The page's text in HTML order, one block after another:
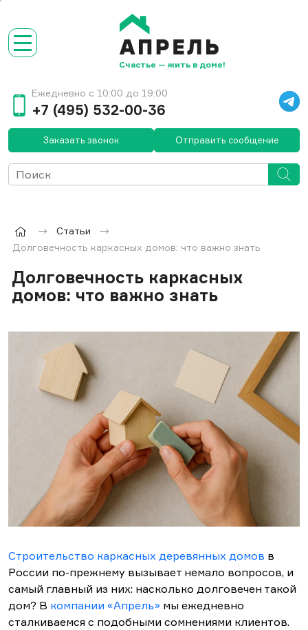
Счастье — жить в доме!
Ежедневно с 10:00 до 19:00
+7 (495) 532-00-36
Заказать звонок Отправить сообщение
Статьи
Долговечность каркасных домов: что важно знать
Долговечность каркасных
домов: что важно знать
Строительство каркасных деревянных домов в
России по-прежнему вызывает немало вопросов, и
самый главный из них: насколько долговечен такой
дом? В компании «Апрель» мы ежедневно
сталкиваемся с подобными сомнениями клиентов.